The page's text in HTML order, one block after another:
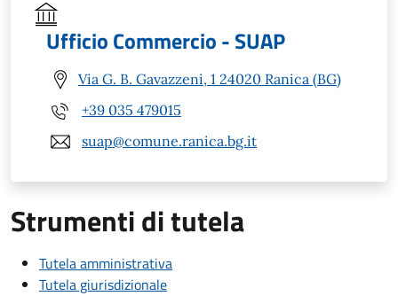
Ufficio Commercio - SUAP
Via G. B. Gavazzeni, 1 24020 Ranica (BG)
+39 035 479015
suap@comune.ranica.bg.it
Strumenti di tutela
Tutela amministrativa
Tutela giurisdizionale